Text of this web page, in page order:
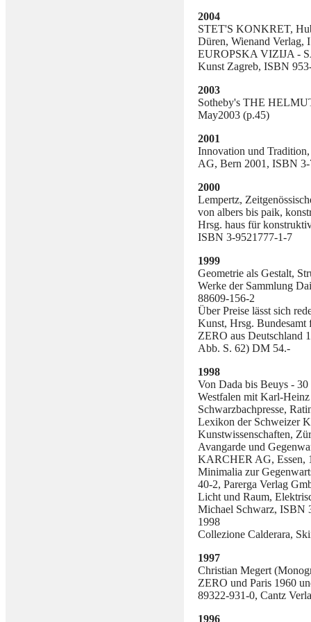
2004
STET'S KONKRET,
Düren, Wienand Verlag,
EUROPSKA VIZIJA -
Kunst Zagreb, ISBN
2003
Sotheby's THE
May2003 (p.45)
2001
Innovation und
AG, Bern 2001, ISBN
2000
Lempertz,
von albers bis paik,
Hrsg. haus für
ISBN 3-9521777-1-7
1999
Geometrie als Gestalt,
Werke der Sammlung
88609-156-2
Über Preise lässt sich
Kunst, Hrsg.
ZERO aus Deutschland
Abb. S. 62) DM 54.-
1998
Von Dada bis Beuys -
Westfalen mit Karl-
Schwarzbachpresse,
Lexikon der Schweizer
Kunstwissenschaften,
Avangarde und
KARCHER AG, Essen,
Minimalia zur
40-2, Parerga Verlag
Licht und Raum,
Michael Schwarz, ISBN
1998
Collezione Calderara,
1997
Christian Megert
ZERO und Paris 1960
89322-931-0, Cantz
1996